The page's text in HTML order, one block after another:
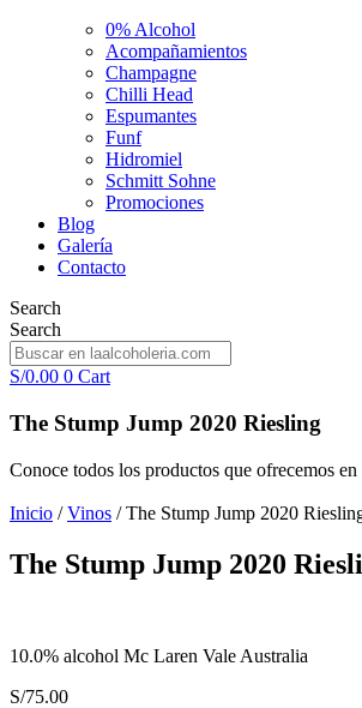
0% Alcohol
Acompañamientos
Champagne
Chilli Head
Espumantes
Funf
Hidromiel
Schmitt Sohne
Promociones
Blog
Galería
Contacto
Search
Search
S/0.00 0 Cart
The Stump Jump 2020 Riesling
Conoce todos los productos que ofrecemos
Inicio /Vinos / The Stump Jump 2020
The Stump Jump 2020
10.0% alcohol Mc Laren Vale Australia
S/75.00